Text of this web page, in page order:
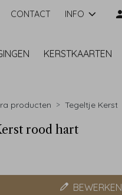
CONTACT INFO
KERSTKAARTEN
producten Tegeltje Kerst
rood hart
BEWERKEN